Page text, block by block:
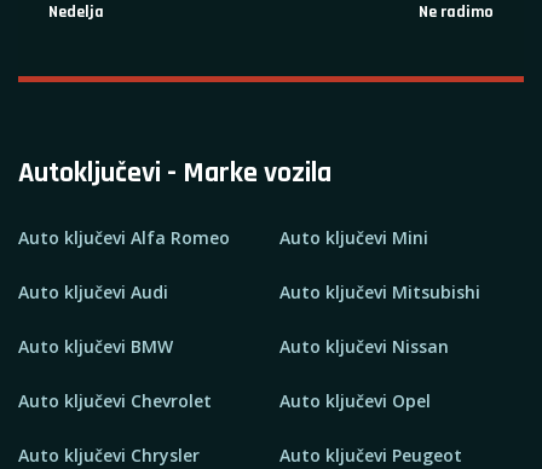
Nedelja Ne radimo
Autoključevi - Marke vozila
Auto ključevi Alfa Romeo
Auto ključevi Audi
Auto ključevi BMW
Auto ključevi Chevrolet
Auto ključevi Chrysler
Auto ključevi Mini
Auto ključevi Mitsubishi
Auto ključevi Nissan
Auto ključevi Opel
Auto ključevi Peugeot